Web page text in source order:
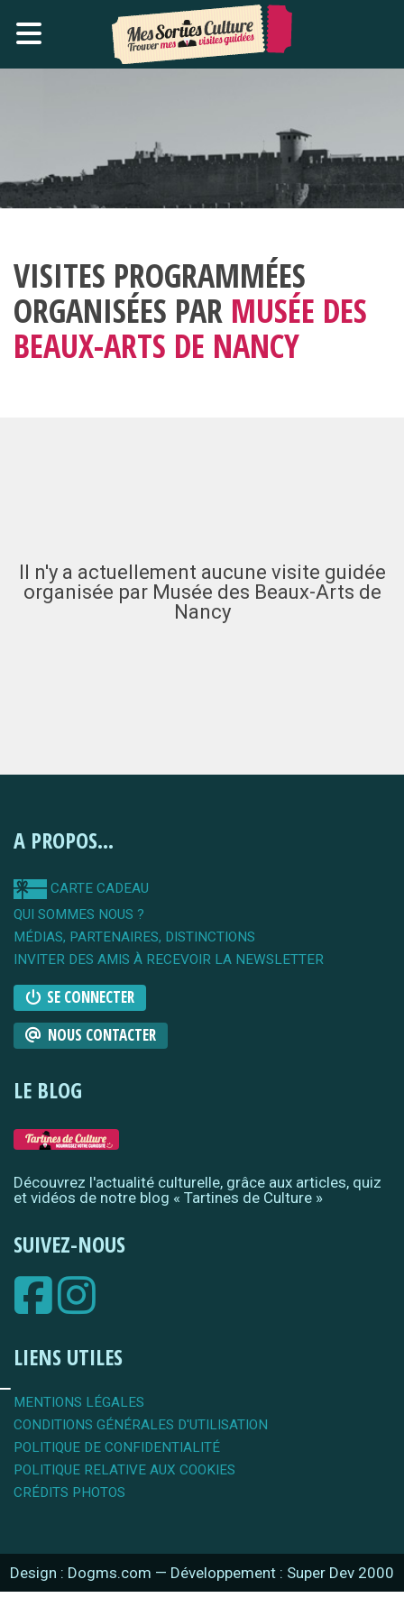
VISITES PROGRAMMÉES
ORGANISÉES PAR MUSÉE DES
BEAUX-ARTS DE NANCY
Il n'y a actuellement aucune visite guidée
organisée par Musée des Beaux-Arts de
Nancy
A PROPOS...
CARTE CADEAU
QUI SOMMES NOUS ?
MÉDIAS, PARTENAIRES, DISTINCTIONS
INVITER DES AMIS À RECEVOIR LA NEWSLETTER
SE CONNECTER
NOUS CONTACTER
LE BLOG
Découvrez l'actualité culturelle, grâce aux articles, quiz
et vidéos de notre blog « Tartines de Culture »
SUIVEZ-NOUS
LIENS UTILES
MENTIONS LÉGALES
CONDITIONS GÉNÉRALES D'UTILISATION
POLITIQUE DE CONFIDENTIALITÉ
POLITIQUE RELATIVE AUX COOKIES
CRÉDITS PHOTOS
Design : Dogms.com — Développement : Super Dev 2000